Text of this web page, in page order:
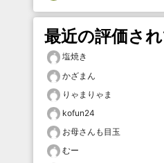
最近の評価さ
塩焼き
かざまん
りゃまりゃま
kofun24
お母さんも目玉
むー